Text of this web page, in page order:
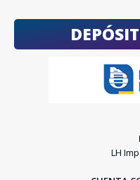
LH